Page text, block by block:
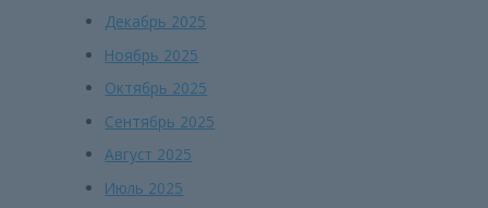
Декабрь 2025
Ноябрь 2025
Октябрь 2025
Сентябрь 2025
Август 2025
Июль 2025